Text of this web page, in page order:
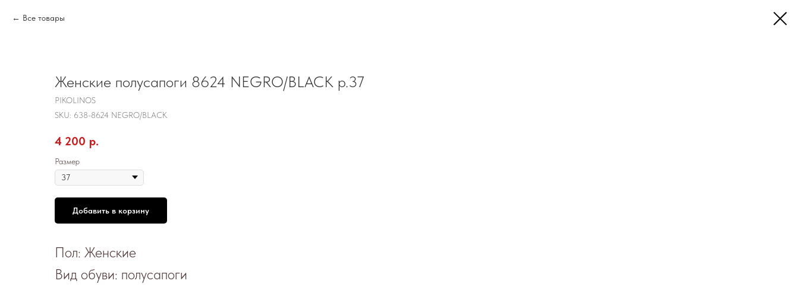
Все товары
Женские полусапоги 8624 NEGRO/BLACK р.37
PIKOLINOS
SKU: 638-8624 NEGRO/BLACK
4 200 р.
Размер
Добавить в корзину
Пол: Женские
Вид обуви: полусапоги